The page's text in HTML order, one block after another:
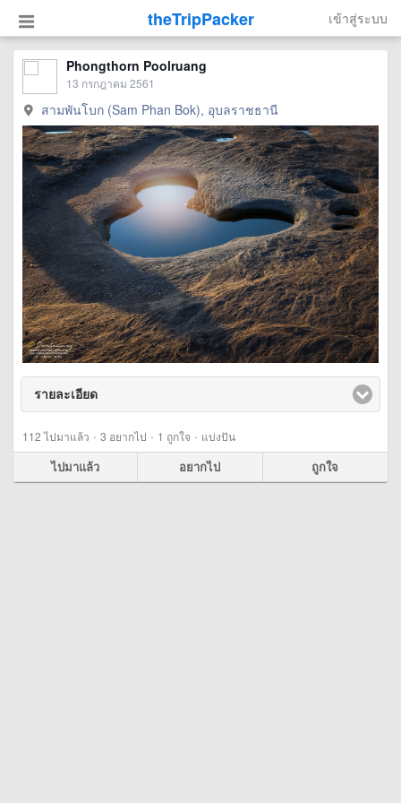
theTripPacker เข้าสู่ระบบ
Phongthorn Poolruang
13 กรกฎาคม 2561
สามพันโบก (Sam Phan Bok), อุบลราชธานี
รายละเอียด
112ไปมาแล้ว · 3 อยากไป · 1 ถูกใจ · แบ่งปัน
ไปมาแล้ว อยากไป ถูกใจ